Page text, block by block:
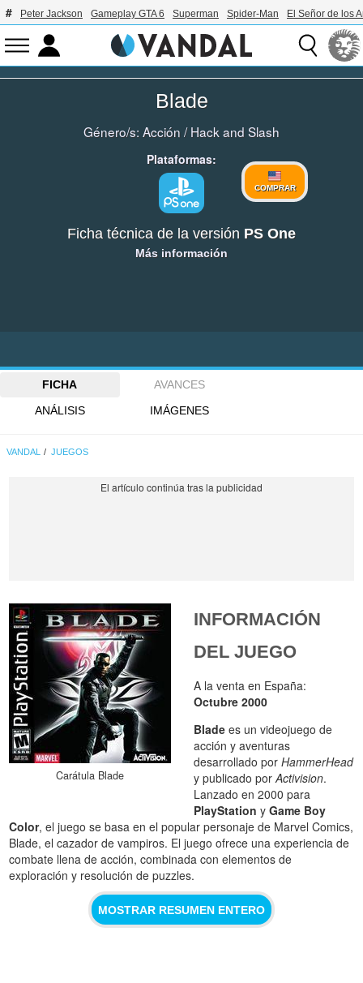
Peter Jackson Gameplay GTA 6 Superman Spider-Man El Señor de los
Blade
Género/s: Acción /Hack and Slash
Plataformas:
COMPRAR
Ficha técnica de la versión PS One
Más información
FICHA
AVANCES
ANÁLISIS
IMÁGENES
VANDAL JUEGOS
Carátula Blade
INFORMACIÓN
DEL JUEGO
A la venta en España:
Octubre 2000
Blade es un videojuego de
acción y aventuras
desarrollado porHammerHead
y publicado porActivision.
Lanzado en 2000 para
PlayStation yGame Boy
Color, el juego se basa en el popular personaje de Marvel Comics,
Blade, el cazador de vampiros. El juego ofrece una experiencia de
combate llena de acción, combinada con elementos de
exploración y resolución de puzzles.
MOSTRAR RESUMEN ENTERO